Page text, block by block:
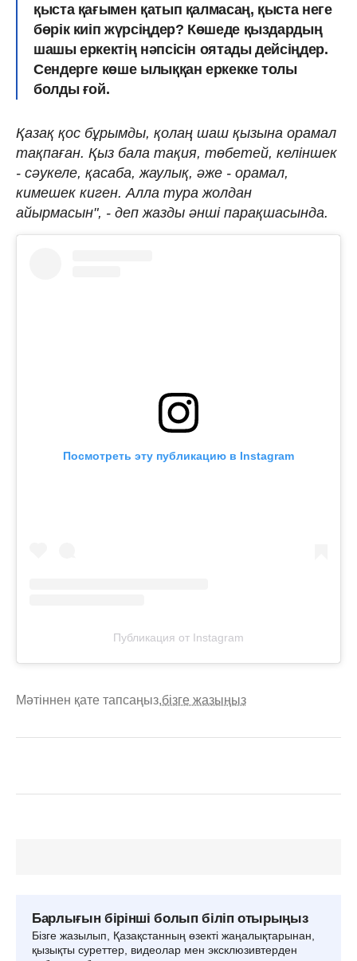
қыста қағымен қатып қалмасаң, қыста неге
бөрік киіп жүрсіңдер? Көшеде қыздардың
шашы еркектің нәпсісін оятады дейсіңдер.
Сендерге көше ылыққан еркекке толы
болды ғой.
Қазақ қос бұрымды, қолаң шаш қызына орамал
тақпаған. Қыз бала тақия, төбетей, келіншек
- сәукеле, қасаба, жаулық, әже - орамал,
кимешек киген. Алла тура жолдан
айырмасын", - деп жазды әнші парақшасында.
Посмотреть эту публикацию в Instagram
Публикация от Instagram
Мәтіннен қате тапсаңыз,бізге жазыңыз
Барлығын бірінші болып біліп отырыңыз
Бізге жазылып, Қазақстанның өзекті жаңалықтарынан,
қызықты суреттер, видеолар мен эксклюзивтерден